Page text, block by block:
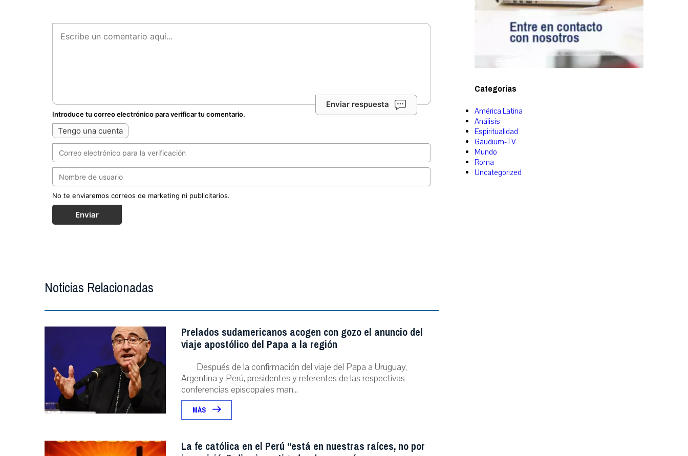
Enviar respuesta
Introduce tu correo electrónico para verificar tu comentario.
Tengo una cuenta
No te enviaremos correos de marketing ni publicitarios.
Enviar
Noticias Relacionadas
Prelados sudamericanos acogen con gozo el anuncio del
viaje apostólico del Papa a la región
Después de la confirmación del viaje del Papa a Uruguay,
Argentina y Perú, presidentes y referentes de las respectivas
conferencias episcopales man...
MÁS
La fe católica en el Perú “está en nuestras raíces, no por
Categorías
América Latina
Análisis
Espiritualidad
Gaudium-TV
Mundo
Roma
Uncategorized